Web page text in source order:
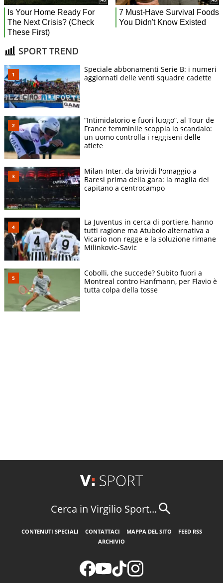
SPORT TREND
Speciale abbonamenti Serie B: i numeri
aggiornati delle venti squadre cadette
“Intimidatorio e fuori luogo”, al Tour de
France femminile scoppia lo scandalo:
un uomo controlla i reggiseni delle
atlete
Milan-Inter, da brividi l'omaggio a
Baresi prima della gara: la maglia del
capitano a centrocampo
La Juventus in cerca di portiere, hanno
tutti ragione ma Atubolo alternativa a
Vicario non regge e la soluzione rimane
Milinkovic-Savic
Cobolli, che succede? Subito fuori a
Montreal contro Hanfmann, per Flavio è
tutta colpa della tosse
Cerca in Virgilio Sport...
CONTENUTI SPECIALI CONTATTACI MAPPA DEL SITO
FEED RSS
ARCHIVIO